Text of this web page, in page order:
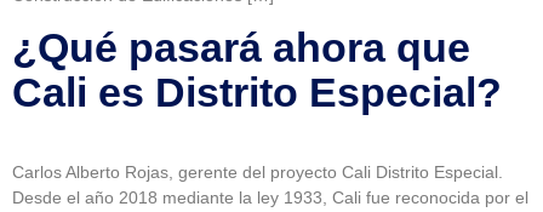
¿Qué pasará ahora que
Cali es Distrito Especial?
Carlos Alberto Rojas, gerente del proyecto Cali Distrito Especial.
Desde el año 2018 mediante la ley 1933, Cali fue reconocida por el